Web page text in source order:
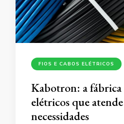
FIOS E CABOS ELÉTRICOS
Kabotron: a fábrica
elétricos que atende
necessidades